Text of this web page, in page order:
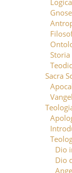
Sacra
Dio
Dio